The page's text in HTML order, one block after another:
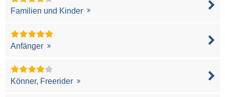
Familien und Kinder
Anfänger
Könner, Freerider